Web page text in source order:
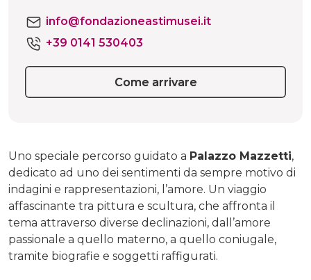
Uno speciale percorso guidato a Palazzo Mazzetti,
dedicato ad uno dei sentimenti da sempre motivo di
indagini e rappresentazioni, l’amore. Un viaggio
affascinante tra pittura e scultura, che affronta il
tema attraverso diverse declinazioni, dall’amore
passionale a quello materno, a quello coniugale,
tramite biografie e soggetti raffigurati.
info@fondazioneastimusei.it
+39 0141 530403
Come arrivare